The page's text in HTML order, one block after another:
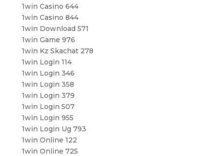
1win Casino 644
1win Casino 844
1win Download 571
1win Game 976
1win Kz Skachat 278
1win Login 114
1win Login 346
1win Login 358
1win Login 379
1win Login 507
1win Login 955
1win Login Ug 793
1win Online 122
1win Online 725